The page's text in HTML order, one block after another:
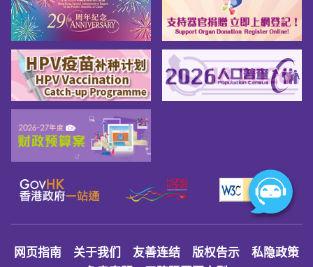
网页指南 关于我们 友善连结 版权告示
私隐政策